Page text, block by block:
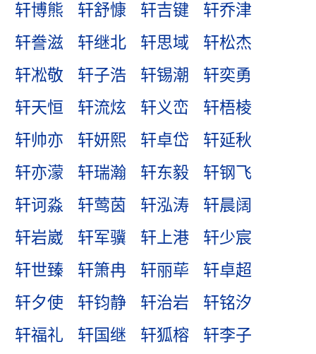
轩博熊
轩舒慷 轩吉键
轩乔津
轩誊滋
轩继北 轩思域
轩松杰
轩凇敬
轩子浩 轩锡潮
轩奕勇
轩天恒
轩流炫 轩义峦
轩梧棱
轩帅亦
轩妍熙 轩卓岱
轩延秋
轩亦濛
轩瑞瀚 轩东毅
轩钢飞
轩诃淼
轩莺茵 轩泓涛
轩晨阔
轩岩崴
轩军骥 轩上港
轩少宸
轩世臻
轩箫冉 轩丽荜
轩卓超
轩夕使
轩钧静 轩治岩
轩铭汐
轩福礼
轩国继 轩狐榕
轩李子